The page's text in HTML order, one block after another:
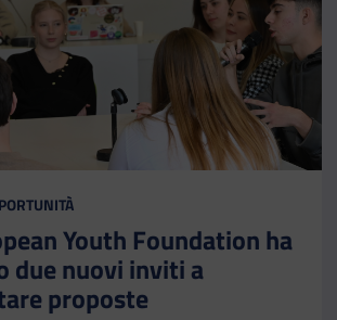
Youth Foundation ha
due nuovi inviti a
proposte